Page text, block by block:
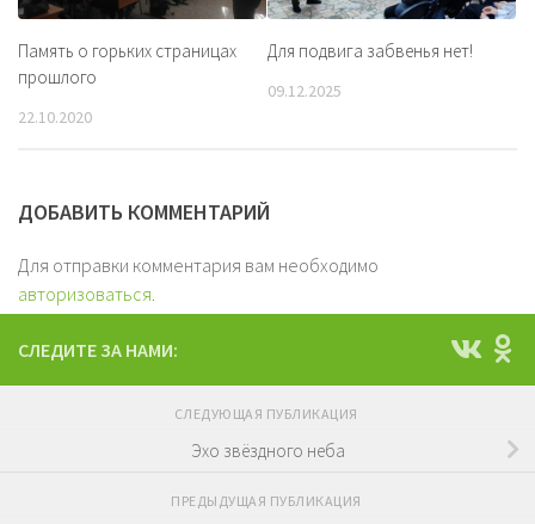
Память о горьких страницах
прошлого
22.10.2020
Для подвига забвенья нет!
09.12.2025
ДОБАВИТЬ КОММЕНТАРИЙ
Для отправки комментария вам необходимо
авторизоваться.
СЛЕДИТЕ ЗА НАМИ:
СЛЕДУЮЩАЯ ПУБЛИКАЦИЯ
Эхо звёздного неба
ПРЕДЫДУЩАЯ ПУБЛИКАЦИЯ